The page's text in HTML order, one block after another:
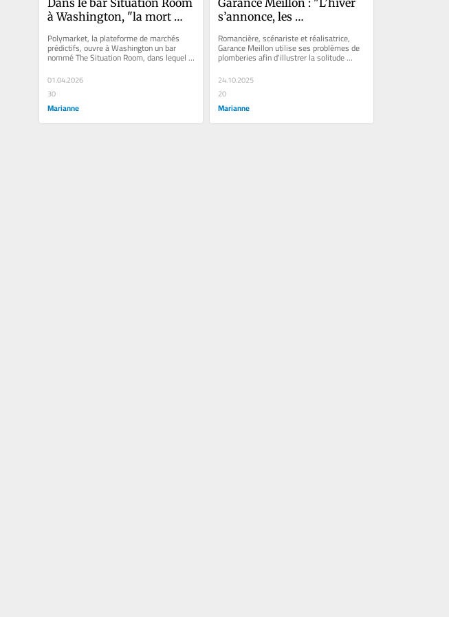
à Washington, "la mort
direct, elle est monétisée"
Polymarket, la plateforme de marchés
prédictifs, ouvre à Washington un bar
nommé The Situation Room, dans lequel il
01.04.2026
30
Marianne
s’annonce, les
minces sont vos
perspectives
Romancière, scénariste et réalisatrice,
Garance Meillon utilise ses problèmes de
plomberies afin d'illustrer la solitude
urbaine.
24.10.2025
20
Marianne